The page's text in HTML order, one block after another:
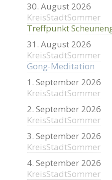
30. August 2026
KreisStadtSommer
Treffpunkt
31. August 2026
KreisStadtSommer
Gong-Meditation
1. September 2026
KreisStadtSommer
2. September 2026
KreisStadtSommer
3. September 2026
KreisStadtSommer
4. September 2026
KreisStadtSommer